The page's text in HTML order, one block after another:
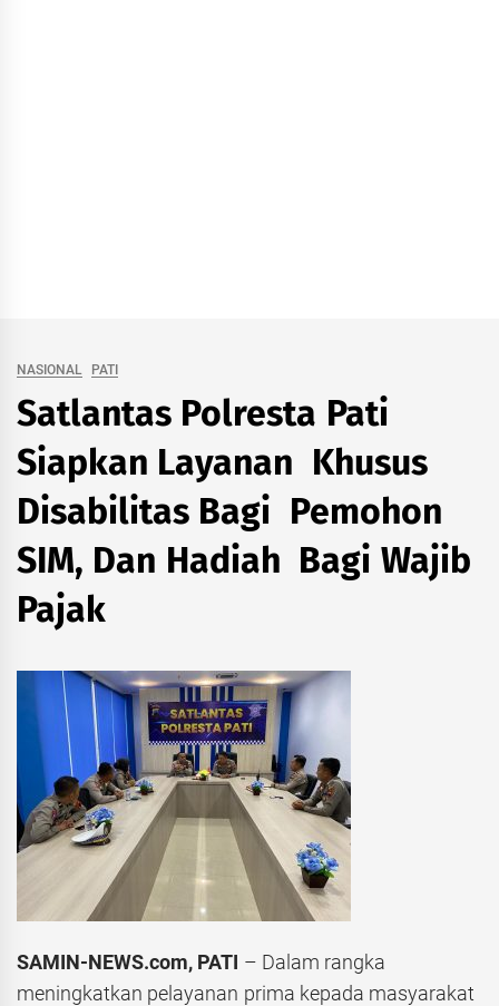
NASIONAL PATI
Satlantas Polresta Pati
Siapkan Layanan Khusus
Disabilitas Bagi Pemohon
SIM, Dan Hadiah Bagi Wajib
Pajak
SAMIN-NEWS.com, PATI – Dalam rangka
meningkatkan pelayanan prima kepada masyarakat